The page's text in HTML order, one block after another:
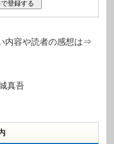
内容や読者の感想は⇒